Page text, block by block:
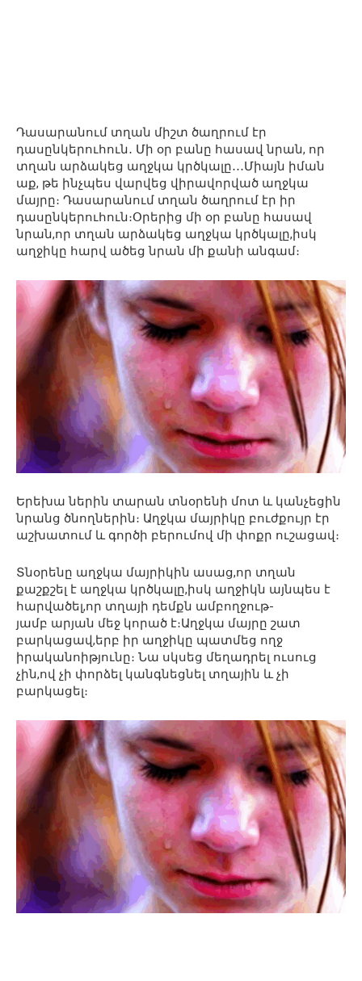
Դասարանում տղան միշտ ծաղրում էր
դասընկերուհուն․ Մի օր բանը հասավ նրան, որ
տղան արձակեց աղջկա կրծկալը․․․Միայն իման
աք, թե ինչպես վարվեց վիրավորված աղջկա
մայրը։ Դասարանում տղան ծաղրում էր իր
դասընկերուհուն։Օրերից մի օր բանը հասավ
նրան,որ տղան արձակեց աղջկա կրծկալը,իսկ
աղջիկը հարվ ածեց նրան մի քանի անգամ։
Երեխա ներին տարան տնօրենի մոտ և կանչեցին
նրանց ծնողներին։ Աղջկա մայրիկը բուժքույր էր
աշխատում և գործի բերումով մի փոքր ուշացավ։
Տնօրենը աղջկա մայրիկին ասաց,որ տղան
քաշքշել է աղջկա կրծկալը,իսկ աղջիկն այնպես է
հարվածել,որ տղայի դեմքն ամբողջութ-
յամբ արյան մեջ կորած է։Աղջկա մայրը շատ
բարկացավ,երբ իր աղջիկը պատմեց ողջ
իրականոիթյունը։ Նա սկսեց մեղադրել ուսուց
չին,ով չի փորձել կանգնեցնել տղային և չի
բարկացել։